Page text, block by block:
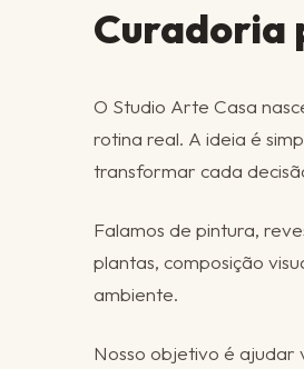
Curadoria
O Studio Arte Casa
rotina real. A ideia é
transformar cada
Falamos de pintura,
plantas, composição
ambiente.
Nosso objetivo é ajudar